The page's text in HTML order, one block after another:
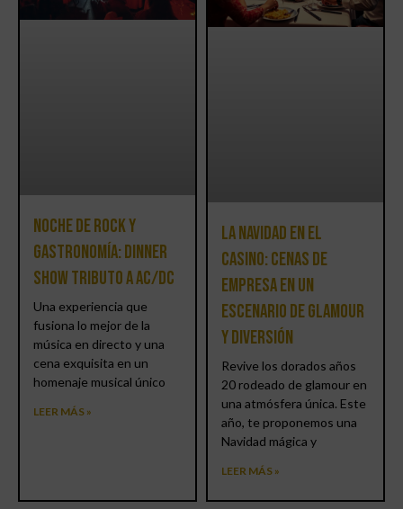
Noche de rock y
gastronomía: Dinner
Show Tributo a AC/DC
Una experiencia que
fusiona lo mejor de la
música en directo y una
cena exquisita en un
homenaje musical único
LEER MÁS »
La Navidad en el
Casino: cenas de
empresa en un
escenario de glamour
y diversión
Revive los dorados años
20 rodeado de glamour en
una atmósfera única. Este
año, te proponemos una
Navidad mágica y
LEER MÁS »